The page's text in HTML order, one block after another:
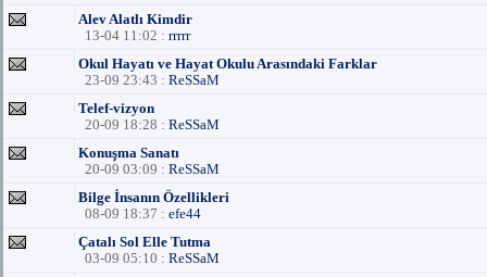
Alev Alatlı Kimdir
13-04 11:02 : rrrrr
Okul Hayatı ve Hayat Okulu Arasındaki Farklar
23-09 23:43 : ReSSaM
Telef-vizyon
20-09 18:28 : ReSSaM
Konuşma Sanatı
20-09 03:09 : ReSSaM
Bilge İnsanın Özellikleri
08-09 18:37 : efe44
Çatalı Sol Elle Tutma
03-09 05:10 : ReSSaM